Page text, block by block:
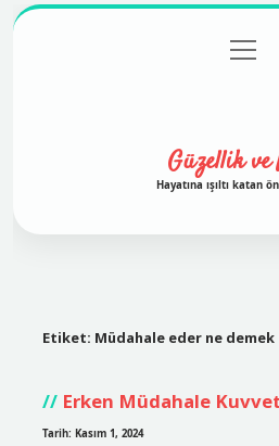
Gizlilik Politikası
menüyü
aç
Güzellik ve
Hayatına ışıltı katan
Etiket: Müdahale eder ne demek
Erken Müdahale
Tarih: Kasım 1, 2024